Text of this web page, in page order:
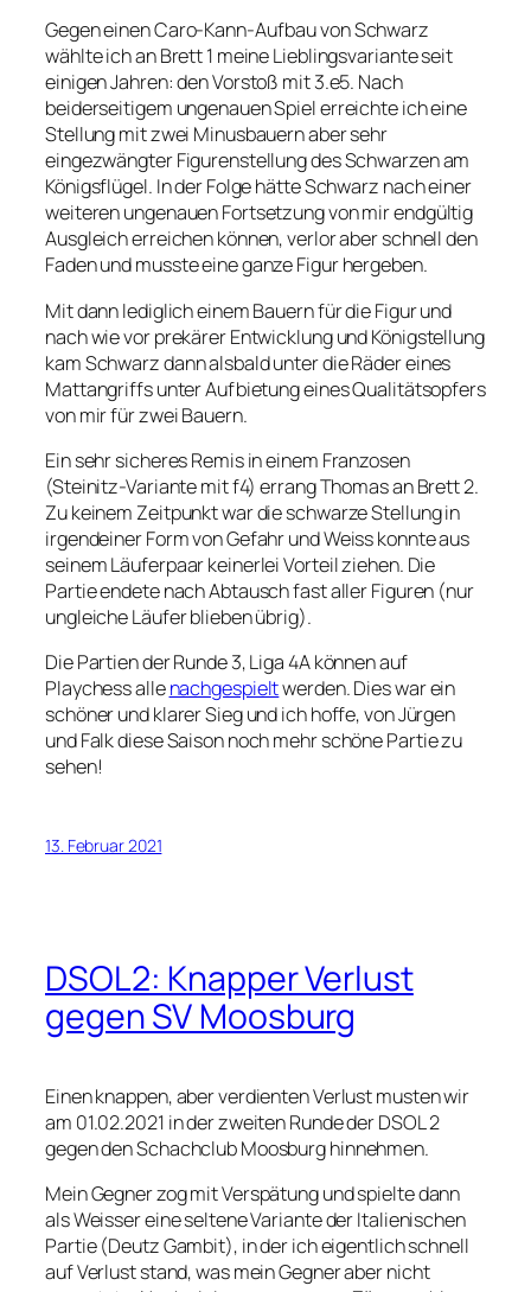
Gegen einen Caro-Kann-Aufbau von Schwarz
wählte ich an Brett 1 meine Lieblingsvariante seit
einigen Jahren: den Vorstoß mit 3.e5. Nach
beiderseitigem ungenauen Spiel erreichte ich eine
Stellung mit zwei Minusbauern aber sehr
eingezwängter Figurenstellung des Schwarzen am
Königsflügel. In der Folge hätte Schwarz nach einer
weiteren ungenauen Fortsetzung von mir endgültig
Ausgleich erreichen können, verlor aber schnell den
Faden und musste eine ganze Figur hergeben.
Mit dann lediglich einem Bauern für die Figur und
nach wie vor prekärer Entwicklung und Königstellung
kam Schwarz dann alsbald unter die Räder eines
Mattangriffs unter Aufbietung eines Qualitätsopfers
von mir für zwei Bauern.
Ein sehr sicheres Remis in einem Franzosen
(Steinitz-Variante mit f4) errang Thomas an Brett 2.
Zu keinem Zeitpunkt war die schwarze Stellung in
irgendeiner Form von Gefahr und Weiss konnte aus
seinem Läuferpaar keinerlei Vorteil ziehen. Die
Partie endete nach Abtausch fast aller Figuren (nur
ungleiche Läufer blieben übrig).
Die Partien der Runde 3, Liga 4A können auf
Playchess allenachgespieltwerden. Dies war ein
schöner und klarer Sieg und ich hoffe, von Jürgen
und Falk diese Saison noch mehr schöne Partie zu
sehen!
13. Februar 2021
DSOL2: Knapper Verlust
gegen SV Moosburg
Einen knappen, aber verdienten Verlust musten wir
am 01.02.2021 in der zweiten Runde der DSOL 2
gegen den Schachclub Moosburg hinnehmen.
Mein Gegner zog mit Verspätung und spielte dann
als Weisser eine seltene Variante der Italienischen
Partie (Deutz Gambit), in der ich eigentlich schnell
auf Verlust stand, was mein Gegner aber nicht